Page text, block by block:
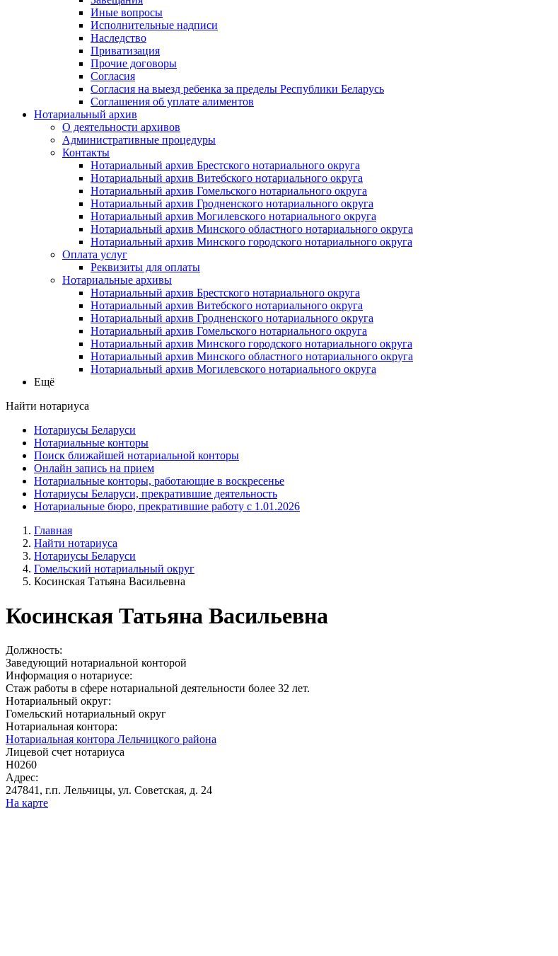
Иные вопросы
Исполнительные надписи
Наследство
Приватизация
Прочие договоры
Согласия
Согласия на выезд ребенка за пределы Республики Беларусь
Соглашения об уплате алиментов
Нотариальный архив
О деятельности архивов
Административные процедуры
Контакты
Нотариальный архив Брестского нотариального округа
Нотариальный архив Витебского нотариального округа
Нотариальный архив Гомельского нотариального округа
Нотариальный архив Гродненского нотариального округа
Нотариальный архив Могилевского нотариального округа
Нотариальный архив Минского областного нотариального округа
Нотариальный архив Минского городского нотариального округа
Оплата услуг
Реквизиты для оплаты
Нотариальные архивы
Нотариальный архив Брестского нотариального округа
Нотариальный архив Витебского нотариального округа
Нотариальный архив Гродненского нотариального округа
Нотариальный архив Гомельского нотариального округа
Нотариальный архив Минского городского нотариального округа
Нотариальный архив Минского областного нотариального округа
Нотариальный архив Могилевского нотариального округа
Ещё
Найти нотариуса
Нотариусы Беларуси
Нотариальные конторы
Поиск ближайшей нотариальной конторы
Онлайн запись на прием
Нотариальные конторы, работающие в воскресенье
Нотариусы Беларуси, прекратившие деятельность
Нотариальные бюро, прекратившие работу с 1.01.2026
Главная
Найти нотариуса
Нотариусы Беларуси
Гомельский нотариальный округ
Косинская Татьяна Васильевна
Косинская Татьяна Васильевна
Должность:
Заведующий нотариальной конторой
Информация о нотариусе:
Стаж работы в сфере нотариальной деятельности более 32 лет.
Нотариальный округ:
Гомельский нотариальный округ
Нотариальная контора:
Нотариальная контора Лельчицкого района
Лицевой счет нотариуса
Н0260
Адрес:
247841, г.п. Лельчицы, ул. Советская, д. 24
На карте